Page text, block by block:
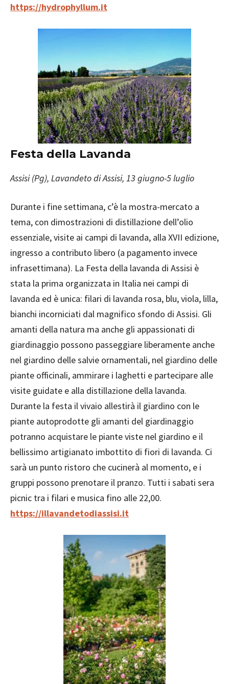
https://hydrophyllum.it
Festa della Lavanda
Assisi (Pg), Lavandeto di Assisi, 13 giugno-5 luglio
Durante i fine settimana, c’è la mostra-mercato a
tema, con dimostrazioni di distillazione dell’olio
essenziale, visite ai campi di lavanda, alla XVII edizione,
ingresso a contributo libero (a pagamento invece
infrasettimana). La Festa della lavanda di Assisi è
stata la prima organizzata in Italia nei campi di
lavanda ed è unica: filari di lavanda rosa, blu, viola, lilla,
bianchi incorniciati dal magnifico sfondo di Assisi. Gli
amanti della natura ma anche gli appassionati di
giardinaggio possono passeggiare liberamente anche
nel giardino delle salvie ornamentali, nel giardino delle
piante officinali, ammirare i laghetti e partecipare alle
visite guidate e alla distillazione della lavanda.
Durante la festa il vivaio allestirà il giardino con le
piante autoprodotte gli amanti del giardinaggio
potranno acquistare le piante viste nel giardino e il
bellissimo artigianato imbottito di fiori di lavanda. Ci
sarà un punto ristoro che cucinerà al momento, e i
gruppi possono prenotare il pranzo. Tutti i sabati sera
picnic tra i filari e musica fino alle 22,00.
https://illavandetodiassisi.it